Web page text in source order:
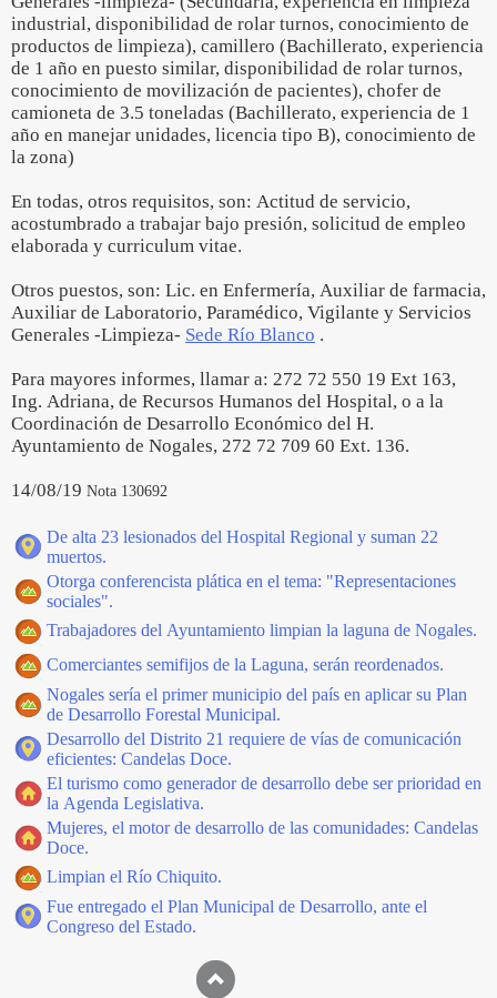
industrial, disponibilidad de rolar turnos, conocimiento de
productos de limpieza), camillero (Bachillerato, experiencia
de 1 año en puesto similar, disponibilidad de rolar turnos,
conocimiento de movilización de pacientes), chofer de
camioneta de 3.5 toneladas (Bachillerato, experiencia de 1
año en manejar unidades, licencia tipo B), conocimiento de
la zona)
En todas, otros requisitos, son: Actitud de servicio,
acostumbrado a trabajar bajo presión, solicitud de empleo
elaborada y curriculum vitae.
Otros puestos, son: Lic. en Enfermería, Auxiliar de farmacia,
Auxiliar de Laboratorio, Paramédico, Vigilante y Servicios
Generales -Limpieza- Sede Río Blanco .
Para mayores informes, llamar a: 272 72 550 19 Ext 163,
Ing. Adriana, de Recursos Humanos del Hospital, o a la
Coordinación de Desarrollo Económico del H.
Ayuntamiento de Nogales, 272 72 709 60 Ext. 136.
14/08/19 Nota 130692
De alta 23 lesionados del Hospital Regional y suman 22
muertos.
Otorga conferencista plática en el tema: "Representaciones
sociales".
Trabajadores del Ayuntamiento limpian la laguna de Nogales.
Comerciantes semifijos de la Laguna, serán reordenados.
Nogales sería el primer municipio del país en aplicar su Plan
de Desarrollo Forestal Municipal.
Desarrollo del Distrito 21 requiere de vías de comunicación
eficientes: Candelas Doce.
El turismo como generador de desarrollo debe ser prioridad en
la Agenda Legislativa.
Mujeres, el motor de desarrollo de las comunidades: Candelas
Doce.
Limpian el Río Chiquito.
Fue entregado el Plan Municipal de Desarrollo, ante el
Congreso del Estado.